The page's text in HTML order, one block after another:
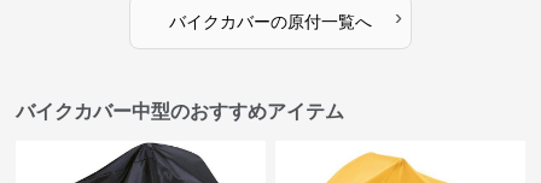
バイクカバーの原付一覧へ ›
バイクカバー中型のおすすめアイテム